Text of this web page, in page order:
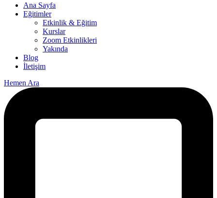
Ana Sayfa
Eğitimler
Etkinlik & Eğitim
Kurslar
Zoom Etkinlikleri
Yakında
Blog
İletişim
Hemen Ara